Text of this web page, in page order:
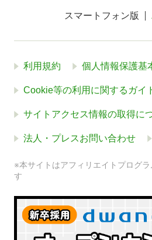
スマートフォン版
利用規約 個人情報保護基
Cookie等の利用に関するガイ
サイトアクセス情報の取得に
法人・プレスお問い合わせ
※本サイトはアフィリエイトプログ
す